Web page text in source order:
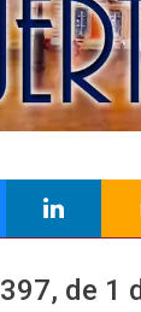
397, de 1